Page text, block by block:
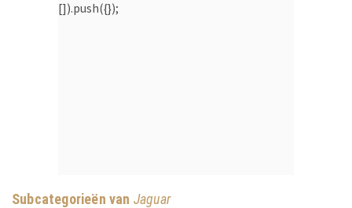
[]).push({});
Subcategorieën van Jaguar